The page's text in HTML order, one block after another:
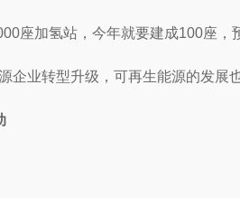
座加氢站，今年就要建成100座
企业转型升级，可再生能源的发